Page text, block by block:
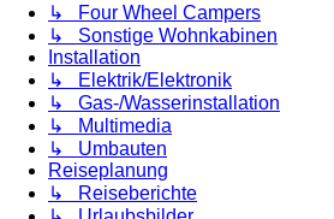
↳ Four Wheel Campers
↳ Sonstige Wohnkabinen
Installation
↳ Elektrik/Elektronik
↳ Gas-/Wasserinstallation
↳ Multimedia
↳ Umbauten
Reiseplanung
↳ Reiseberichte